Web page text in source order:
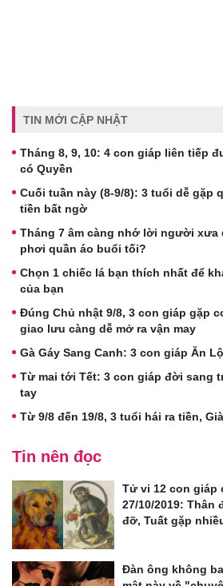
TIN MỚI CẬP NHẬT
Tháng 8, 9, 10: 4 con giáp liên tiếp
có Quyền
Cuối tuần này (8-9/8): 3 tuổi dễ gặp
tiền bất ngờ
Tháng 7 âm càng nhớ lời người xưa
phơi quần áo buổi tối?
Chọn 1 chiếc lá bạn thích nhất để
của bạn
Đúng Chủ nhật 9/8, 3 con giáp gặp
giao lưu càng dễ mở ra vận may
Gà Gáy Sang Canh: 3 con giáp Ăn
Từ mai tới Tết: 3 con giáp đời sang
tay
Từ 9/8 đến 19/8, 3 tuổi hái ra tiền,
Tin nên đọc
Tử vi 12 con giáp
27/10/2019:
đỡ, Tuất gặp
Đàn ông không